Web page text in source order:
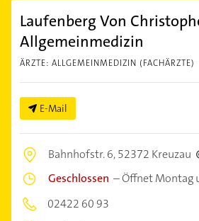
Laufenberg Von
Allgemeinmedizin
ÄRZTE: ALLGEMEINMEDIZIN (FACHÄRZTE)
E-Mail
Bahnhofstr. 6,52372 Kreuzau
Geschlossen –Öffnet Montag
02422 60 93